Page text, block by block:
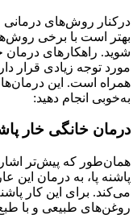
درکنار روش‌های
بهتر است با برخی
شوید. راهکارهای
مورد توجه زیادی قرار
همراه است. این
به‌خوبی انجام دهید:
درمان خانگی خار
همان‌طور که پیش‌تر
پاشنه پا، به درمان
می‌کند. برای این کار
روغن‌های طبیعی و با